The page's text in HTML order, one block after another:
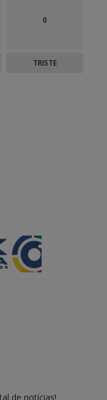
0
TRISTE
de notícias!